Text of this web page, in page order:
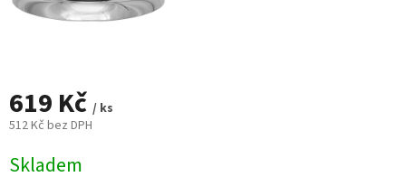
619 Kč / ks
512 Kč bez DPH
cena:
Skladem